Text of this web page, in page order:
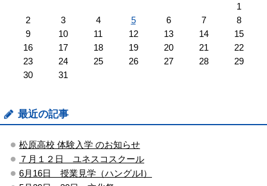
1
2
3 4 5 6 7
8
9
10 11 12 13 14
15
16
17 18 19 20 21
22
23
24 25 26 27 28
29
30
31
最近の記事
松原高校 体験入学 のお知らせ
７月１２日 ユネスコスクール
6月16日 授業見学（ハングルⅠ）